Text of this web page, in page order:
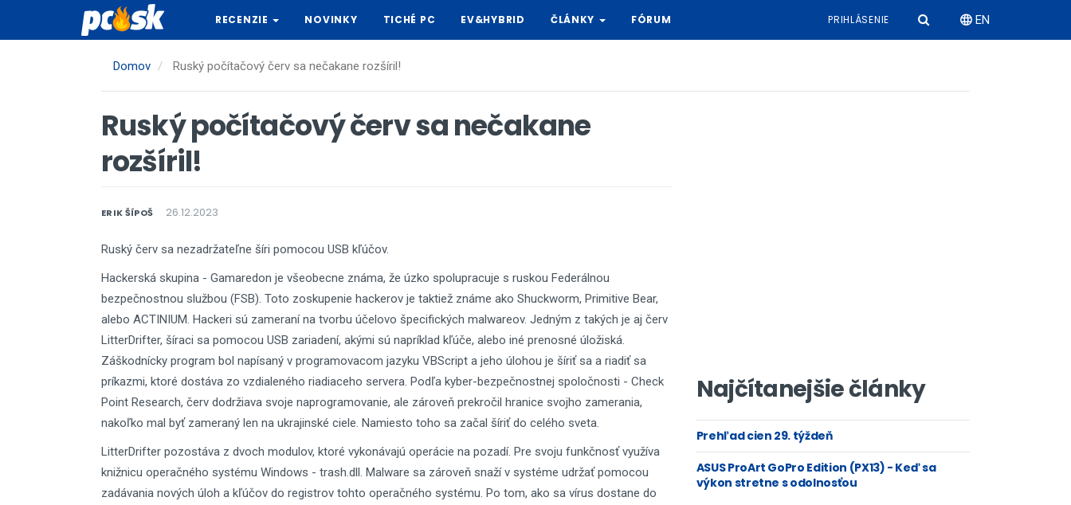
hlavný
RECENZIE NOVINKY TICHÉ PC EV&HYBRID ČLÁNKY FÓRUM PRIHLÁSENIE EN
Domov Ruský počítačový červ sa nečakane rozšíril!
Ruský počítačový červ sa nečakane
rozšíril!
ERIK ŠÍPOŠ 26.12.2023
Ruský červ sa nezadržateľne šíri pomocou USB kľúčov.
Hackerská skupina - Gamaredon je všeobecne známa, že úzko spolupracuje s ruskou Federálnou
bezpečnostnou službou (FSB). Toto zoskupenie hackerov je taktiež známe ako Shuckworm, Primitive Bear,
alebo ACTINIUM. Hackeri sú zameraní na tvorbu účelovo špecifických malwareov. Jedným z takých je aj červ
LitterDrifter, šíraci sa pomocou USB zariadení, akými sú napríklad kľúče, alebo iné prenosné úložiská.
Záškodnícky program bol napísaný v programovacom jazyku VBScript a jeho úlohou je šíriť sa a riadiť sa
príkazmi, ktoré dostáva zo vzdialeného riadiaceho servera. Podľa kyber-bezpečnostnej spoločnosti - Check
Point Research, červ dodržiava svoje naprogramovanie, ale zároveň prekročil hranice svojho zamerania,
nakoľko mal byť zameraný len na ukrajinské ciele. Namiesto toho sa začal šíriť do celého sveta.
LitterDrifter pozostáva z dvoch modulov, ktoré vykonávajú operácie na pozadí. Pre svoju funkčnosť využíva
knižnicu operačného systému Windows - trash.dll. Malware sa zároveň snaží v systéme udržať pomocou
zadávania nových úloh a kľúčov do registrov tohto operačného systému. Po tom, ako sa vírus dostane do
Najčítanejšie články
Prehľad cien 29. týždeň
ASUS ProArt GoPro Edition (PX13) - Keď sa
výkon stretne s odolnosťou